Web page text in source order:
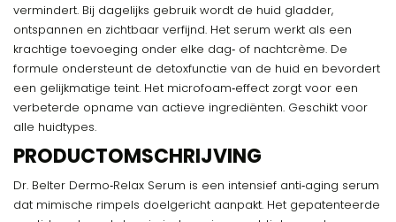
vermindert. Bij dagelijks gebruik wordt de huid gladder,
ontspannen en zichtbaar verfijnd. Het serum werkt als een
krachtige toevoeging onder elke dag‑ of nachtcrème. De
formule ondersteunt de detoxfunctie van de huid en bevordert
een gelijkmatige teint. Het microfoam‑effect zorgt voor een
verbeterde opname van actieve ingrediënten. Geschikt voor
alle huidtypes.
PRODUCTOMSCHRIJVING
Dr. Belter Dermo‑Relax Serum is een intensief anti‑aging serum
dat mimische rimpels doelgericht aanpakt. Het gepatenteerde